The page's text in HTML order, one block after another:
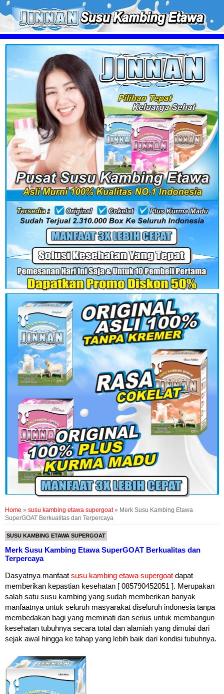
Home » susu kambing etawa supergoat» Merk Susu Kambing Etawa
SuperGOAT Berkualitas dan Terpercaya
SUSU KAMBING ETAWA SUPERGOAT
Merk Susu Kambing Etawa SuperGOAT Berkualitas dan
Terpercaya
Dasyatnya manfaat susu kambing etawa supergoat dapat
memberikan kepastian kesehatan [ 085790452051 ]. Merupakan
salah satu susu kambing yang sudah memberikan banyak
manfaatnya untuk seluruh masyarakat diseluruh indonesia tanpa
membedakan bagi yang meminati dan serius untuk membangun
kesehatan tubuhnya secara total dan alamiah yang dimulai dari
sejak awal hingga ke tahap yang lebih baik dari kondisi tubuhnya.